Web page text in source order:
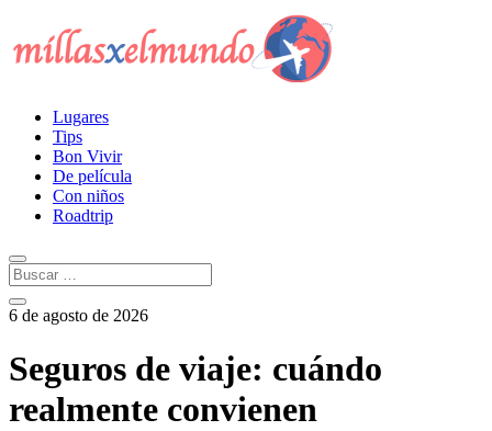
Lugares
Tips
Bon Vivir
De película
Con niños
Roadtrip
6 de agosto de 2026
Seguros de viaje: cuándo
realmente convienen